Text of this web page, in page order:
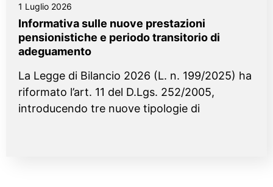
1 Luglio 2026
Informativa sulle nuove prestazioni
pensionistiche e periodo transitorio di
adeguamento
La Legge di Bilancio 2026 (L. n. 199/2025) ha
riformato l’art. 11 del D.Lgs. 252/2005,
introducendo tre nuove tipologie di